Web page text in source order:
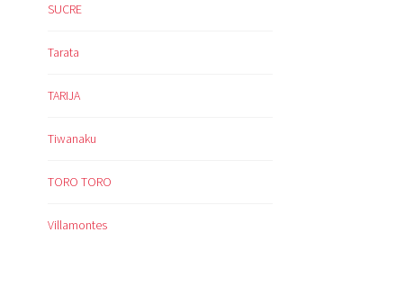
SUCRE
Tarata
TARIJA
Tiwanaku
TORO TORO
Villamontes